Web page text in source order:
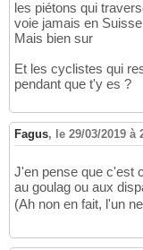
les piétons qui
voie jamais en
Mais bien sur
Et les cyclistes qui
pendant que t'y es ?
Fagus, le 29/03/2019 à
J'en pense que c'est
au goulag ou aux
(Ah non en fait, l'un